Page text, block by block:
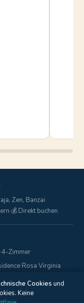
Zen, Banzai·
·💰 Direkt buchen
·4-Zimmer
Rosa Virginia
· Via Pisa, 18 ·
Cookies und
Keine